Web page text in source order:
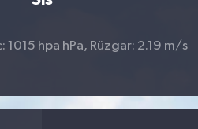
1015 hpa hPa, Rüzgar: 2.19 m/s